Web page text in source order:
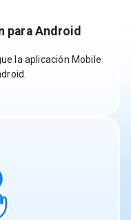
para Android
la aplicación Mobile